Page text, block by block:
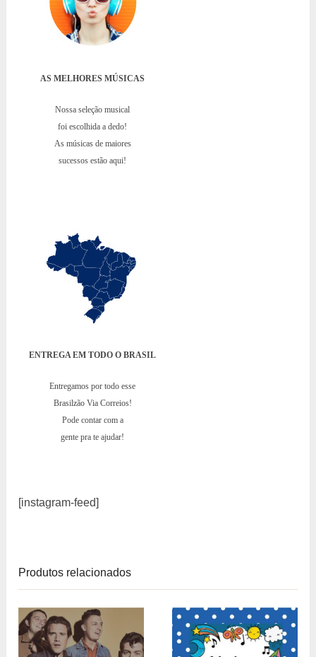
AS MELHORES MÚSICAS
Nossa seleção musical
foi escolhida a dedo!
As músicas de maiores
sucessos estão aqui!
ENTREGA EM TODO O BRASIL
Entregamos por todo esse
Brasilzão Via Correios!
Pode contar com a
gente pra te ajudar!
[instagram-feed]
Produtos relacionados